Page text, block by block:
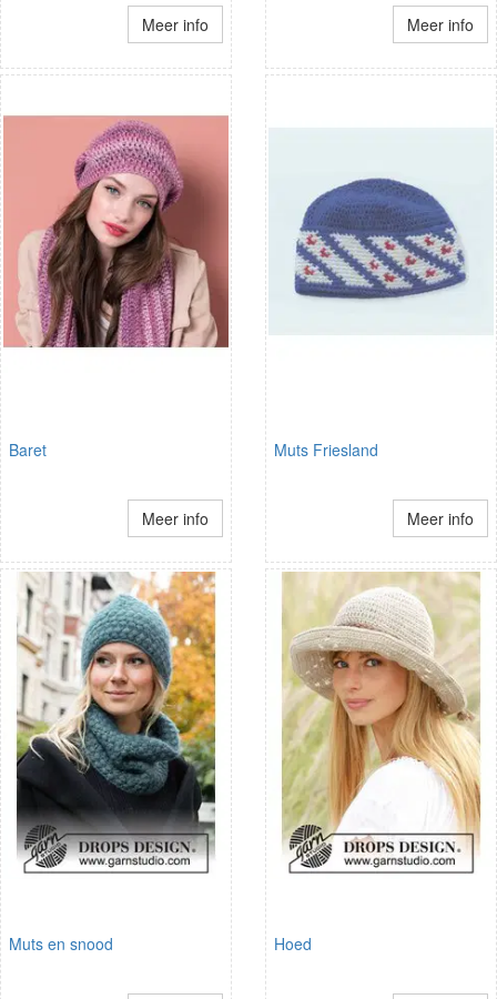
Meer info Meer info
Baret
Meer info
Muts Friesland
Meer info
Muts en snood Hoed